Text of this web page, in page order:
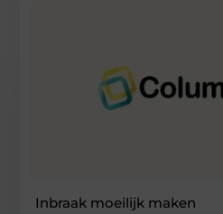
Inbraak moeilijk maken